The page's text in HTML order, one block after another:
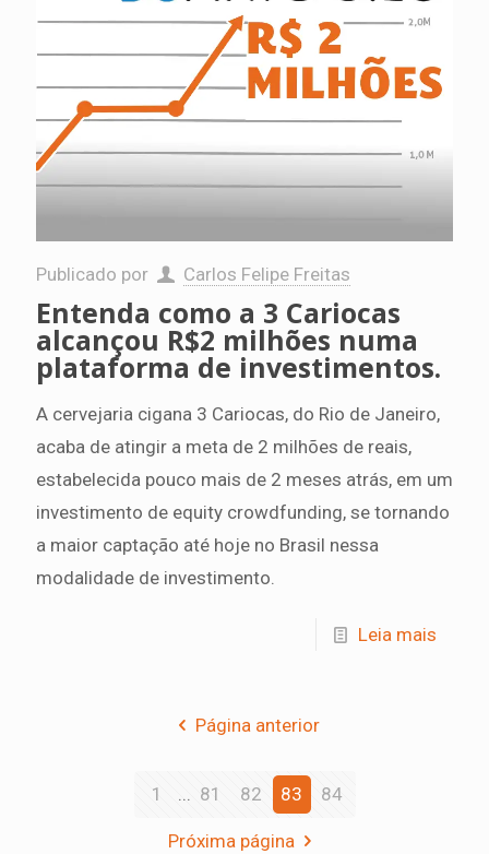
Publicado por Carlos Felipe Freitas
Entenda como a 3 Cariocas
alcançou R$2 milhões numa
plataforma de investimentos.
A cervejaria cigana 3 Cariocas, do Rio de Janeiro,
acaba de atingir a meta de 2 milhões de reais,
estabelecida pouco mais de 2 meses atrás, em um
investimento de equity crowdfunding, se tornando
a maior captação até hoje no Brasil nessa
modalidade de investimento.
Leia mais
Página anterior
1 ... 81 82 83 84
Próxima página